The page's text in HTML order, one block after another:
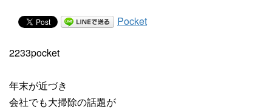
Pocket
2233pocket
年末が近づき
会社でも大掃除の話題が